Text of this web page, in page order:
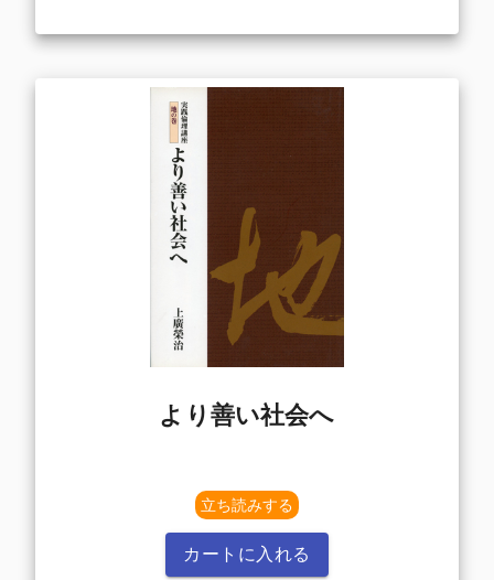
より善い社会へ
立ち読みする
カートに入れる